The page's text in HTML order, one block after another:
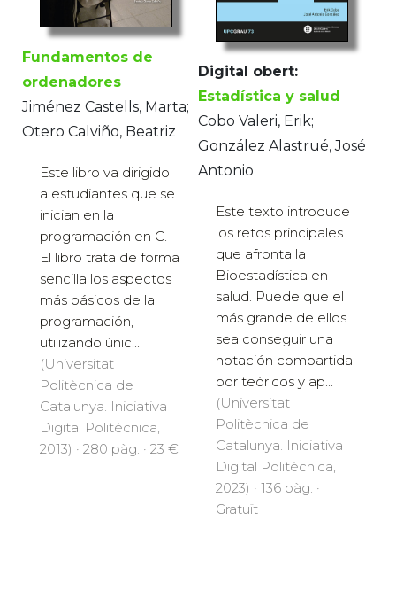
Fundamentos de
ordenadores
Jiménez Castells, Marta;
Otero Calviño, Beatriz
Este libro va dirigido
a estudiantes que se
inician en la
programación en C.
El libro trata de forma
sencilla los aspectos
más básicos de la
programación,
utilizando únic...
(Universitat
Politècnica de
Catalunya. Iniciativa
Digital Politècnica,
2013) · 280 pàg. · 23 €
Digital obert:
Estadística y salud
Cobo Valeri, Erik;
González Alastrué, José
Antonio
Este texto introduce
los retos principales
que afronta la
Bioestadística en
salud. Puede que el
más grande de ellos
sea conseguir una
notación compartida
por teóricos y ap...
(Universitat
Politècnica de
Catalunya. Iniciativa
Digital Politècnica,
2023) · 136 pàg. ·
Gratuït